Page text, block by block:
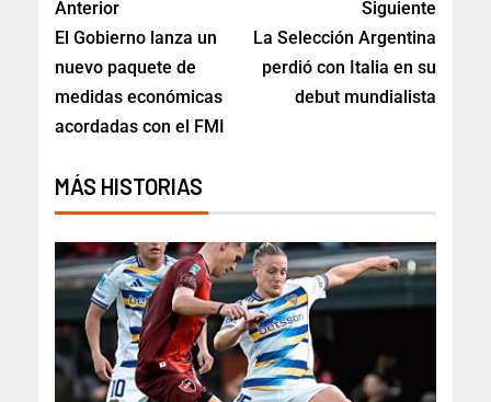
Anterior
El Gobierno lanza un
nuevo paquete de
medidas económicas
acordadas con el FMI
Siguiente
La Selección Argentina
perdió con Italia en su
debut mundialista
MÁS HISTORIAS